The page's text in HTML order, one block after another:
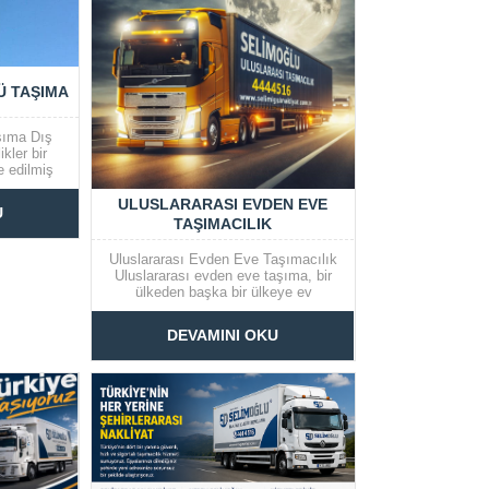
TAŞIMA
Dış
bir
edilmiş
arkasına
Kendi
ULUSLARARASI EVDEN EVE
TAŞIMACILIK
Uluslararası Evden Eve Taşımacılık
Uluslararası evden eve taşıma, bir
ülkeden başka bir ülkeye ev
eşyalarının taşınması işlemidir. Bu
taşımacılığa göre daha karmaşık ve
dikkatli planlama gerektirir. Evden
Eve Nakliyat Hizmetlerinin Önemi ve
Avantajları Günümüzde...
DEVAMINI OKU